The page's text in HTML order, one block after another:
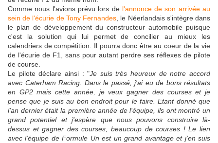
Comme nous l'avions prévu lors de l'annonce de son arrivée au
sein de l'écurie de Tony Fernandes , le Néerlandais s'intègre dans
le plan de développement du constructeur automobile puisque
c'est la solution qui lui permet de concilier au mieux les
calendriers de compétition. Il pourra donc être au coeur de la vie
de l'écurie de F1, sans pour autant perdre ses réflexes de pilote
de course.
Le pilote déclare ainsi : "Je suis très heureux de notre accord
avec Caterham Racing. Dans le passé, j'ai eu de bons résultats
en GP2 mais cette année, je veux gagner des courses et je
pense que je suis au bon endroit pour le faire. Etant donné que
l'an dernier était la première année de l'équipe, ils ont montré un
grand potentiel et j'espère que nous pouvons construire là-
dessus et gagner des courses, beaucoup de courses ! Le lien
avec l'équipe de Formule Un est un grand avantage et j'en suis